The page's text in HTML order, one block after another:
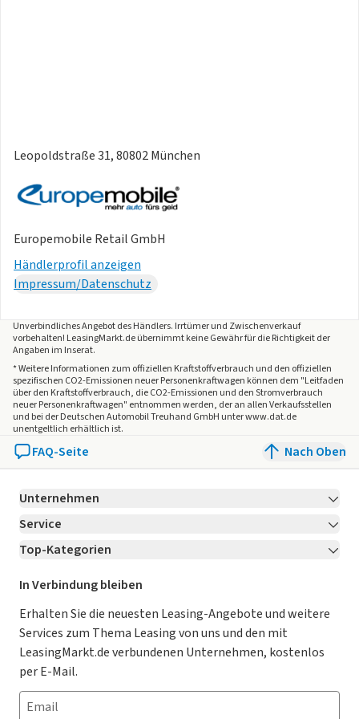
Leopoldstraße 31, 80802 München
Europemobile Retail GmbH
Händlerprofil anzeigen
Impressum/Datenschutz
Unverbindliches Angebot desHändlers. Irrtümer und Zwischenverkauf
vorbehalten! LeasingMarkt.de übernimmt keine Gewähr für die Richtigkeit der
Angaben im Inserat.
* Weitere Informationen zum offiziellen Kraftstoffverbrauch und den offiziellen
spezifischen CO2-Emissionen neuer Personenkraftwagen können dem "Leitfaden
über den Kraftstoffverbrauch, die CO2-Emissionen und den Stromverbrauch
neuer Personenkraftwagen" entnommen werden, der an allen Verkaufsstellen
und bei der Deutschen Automobil Treuhand GmbH unter www.dat.de
unentgeltlich erhältlich ist.
FAQ-Seite Nach Oben
Unternehmen
Über LeasingMarkt.de
Karriere Jetzt bewerben!
Für Händler
Kooperation mit AutoScout24
AGB
Datenschutz
Impressum
Service
Kontakt
Ratgeber
Magazin
Datenschutz-Einstellungen
So funktioniert’s
Häufig gestellte Fragen
Top-Kategorien
Leasing Deals
Gebrauchtwagen Leasing
Leasing ohne Anzahlung
E-Auto Leasing
Privatleasing
In Verbindung bleiben
Erhalten Sie die neuesten Leasing-Angebote und weitere
Services zum Thema Leasing von uns und den mit
LeasingMarkt.de verbundenen Unternehmen, kostenlos
per E-Mail.